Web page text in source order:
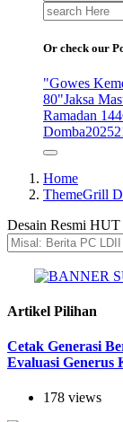
Search
for:
Or check our
"Gowes
80"Jaksa
Ramadan
Domba2025
Home
ThemeGrill
Desain Resmi
Artikel Pilihan
Cetak Generasi
Evaluasi Generus
178 views